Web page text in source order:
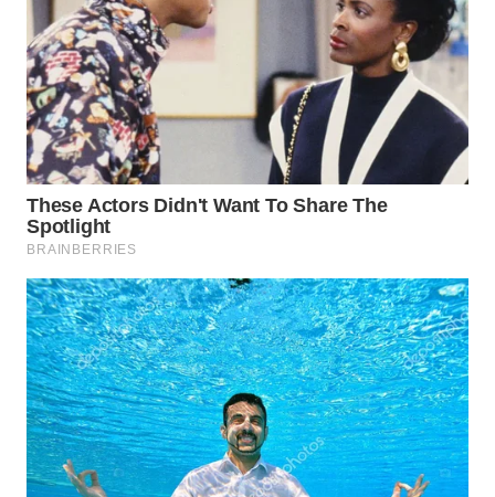
WN
SURABAYA
WN
NATUNA
WN
BINTAN
WN
MANDALIKA
WN
LIKUPANG
WN
LABUANBAJO